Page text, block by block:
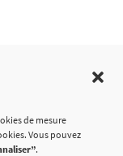
de mesure
Vous pouvez
.